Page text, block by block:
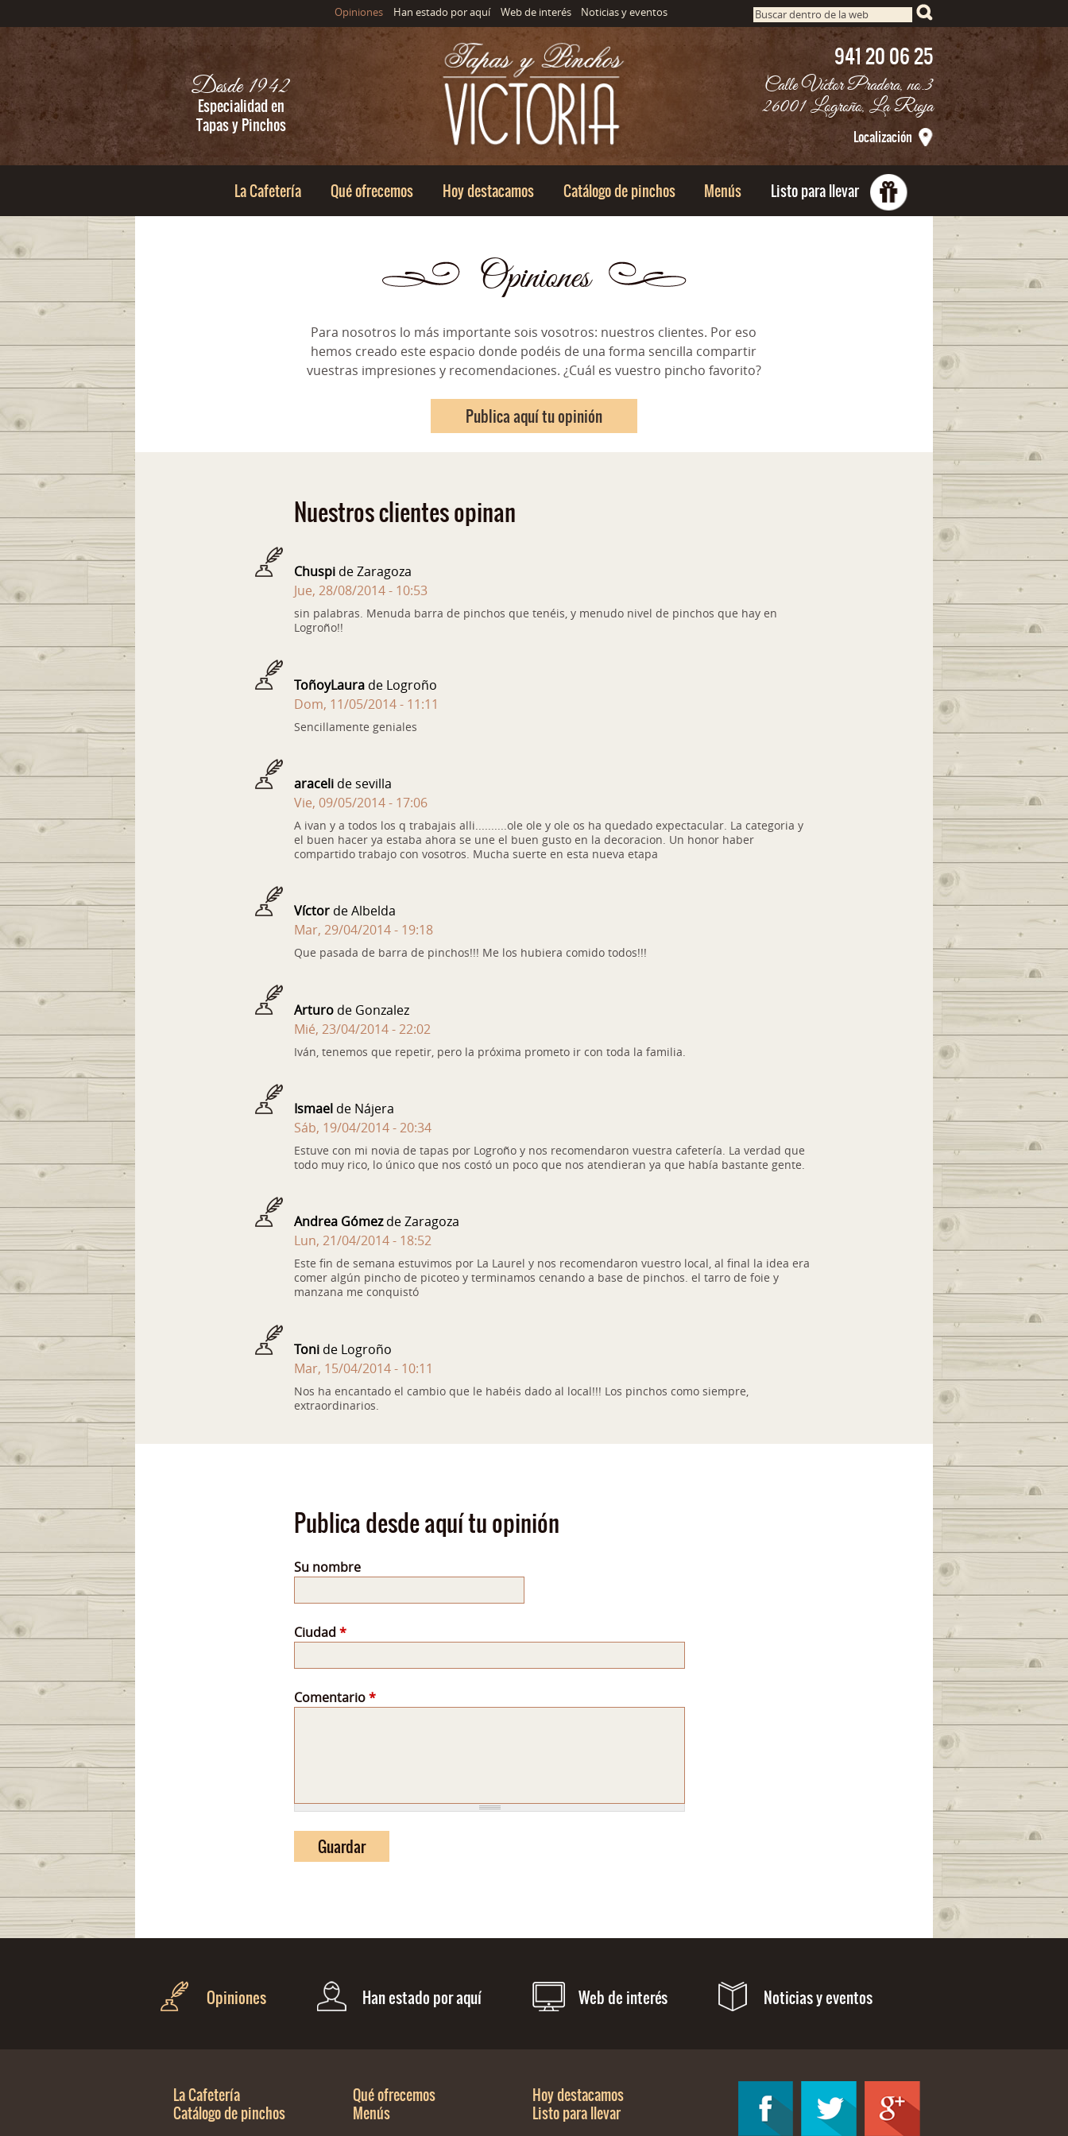
Saltar al menu principal
Saltar al contenido
B
u
Opiniones Han estado por aquí Web de interés Noticias y eventos
Desde 1942
Especialidad en
Tapas y Pinchos
941 20 06 25
Calle Víctor Pradera, no.3
26001 Logroño, La Rioja
Localización
La Cafetería Qué ofrecemos Hoy destacamos Catálogo de pinchos Menús Listo para llevar
Opiniones
Para nosotros lo más importante sois vosotros: nuestros clientes. Por eso
hemos creado este espacio donde podéis de una forma sencilla compartir
vuestras impresiones y recomendaciones. ¿Cuál es vuestro pincho favorito?
Publica aquí tu opinión
Nuestros clientes opinan
Chuspide Zaragoza
Jue, 28/08/2014 - 10:53
sin palabras. Menuda barra de pinchos que tenéis, y menudo nivel de pinchos que hay en
Logroño!!
ToñoyLaurade Logroño
Dom, 11/05/2014 - 11:11
Sencillamente geniales
aracelide sevilla
Vie, 09/05/2014 - 17:06
A ivan y a todos los q trabajais alli..........ole ole y ole os ha quedado expectacular. La categoria y
el buen hacer ya estaba ahora se une el buen gusto en la decoracion. Un honor haber
compartido trabajo con vosotros. Mucha suerte en esta nueva etapa
Víctorde Albelda
Mar, 29/04/2014 - 19:18
Que pasada de barra de pinchos!!! Me los hubiera comido todos!!!
Arturode Gonzalez
Mié, 23/04/2014 - 22:02
Iván, tenemos que repetir, pero la próxima prometo ir con toda la familia.
Ismael de Nájera
Sáb, 19/04/2014 - 20:34
Estuve con mi novia de tapas por Logroño y nos recomendaron vuestra cafetería. La verdad que
todo muy rico, lo único que nos costó un poco que nos atendieran ya que había bastante gente.
Andrea Gómezde Zaragoza
Lun, 21/04/2014 - 18:52
Este fin de semana estuvimos por La Laurel y nos recomendaron vuestro local, al final la idea era
comer algún pincho de picoteo y terminamos cenando a base de pinchos. el tarro de foie y
manzana me conquistó
Tonide Logroño
Mar, 15/04/2014 - 10:11
Nos ha encantado el cambio que le habéis dado al local!!! Los pinchos como siempre,
extraordinarios.
Publica desde aquí tu opinión
Su nombre
Ciudad *
Comentario*
Opiniones Han estado por aquí Web de interés Noticias y eventos
La Cafetería Qué ofrecemos
Hoy destacamos
Catálogo de pinchos
Menús Listo para llevar